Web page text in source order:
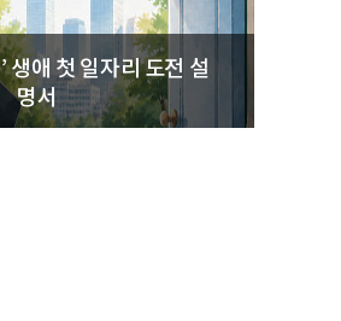
첫 일자리 도전 설
명서